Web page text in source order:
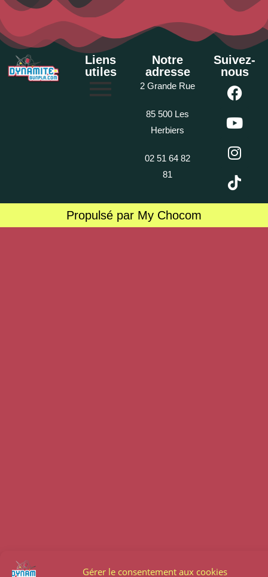
Gérer le consentement aux cookies
Liens
utiles
Notre
adresse
2 Grande Rue
85 500 Les
Herbiers
02 51 64 82
81
Suivez-
nous
Propulsé par My Chocom